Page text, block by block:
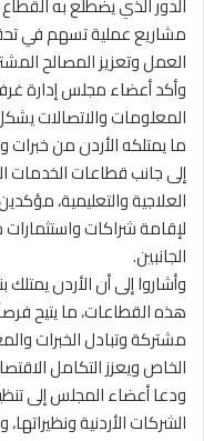
مشاريع عملية تسهم في
العمل وتعزيز المصالح
وأكد أعضاء مجلس إدارة
المعلومات والاتصالات
ما يمتلكه الأردن من
إلى جانب قطاعات الخدمات
العلاجية والتعليمية،
لإقامة شراكات
الجانبين.
وأشاروا إلى أن الأردن
هذه القطاعات، ما يتيح
مشتركة وتبادل الخبرات
الخاص ويعزز التكامل
ودعا أعضاء المجلس إلى
الشركات الأردنية